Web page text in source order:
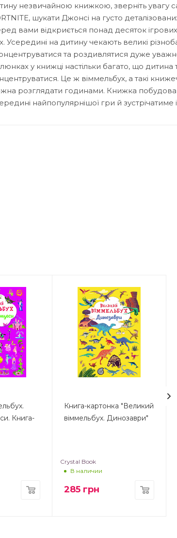
незвичайною книжкою, зверніть увагу
шукати Джонсі на густо
вами відкриється понад десяток ігрових
Усередині на дитину чекають великі
та роздивлятися дуже
у книжці настільки багато, що дитина
Це ж віммельбух, а такі
розглядати годинами. Книжка
найпопулярнішої гри й
Книга-
Книга-картонка "Великий
віммельбух. Динозаври"
Crystal Book
В наличии
285 грн